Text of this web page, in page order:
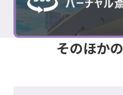
そのほかの